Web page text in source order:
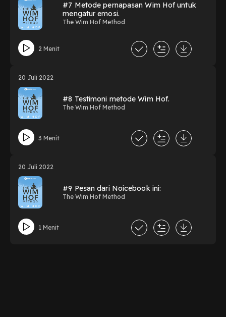
#7 Metode pernapasan Wim Hof untuk
mengatur emosi.
The Wim Hof Method
2 Menit
20 Juli 2022
#8 Testimoni metode Wim Hof.
The Wim Hof Method
3 Menit
20 Juli 2022
#9 Pesan dari Noicebook ini:
The Wim Hof Method
1 Menit